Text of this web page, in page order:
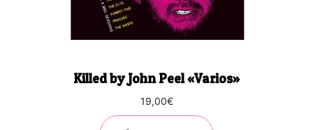
Killed by John Peel «Varios»
19,00€